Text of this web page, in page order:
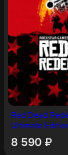
Red Dead
Ultimate
8 590 ₽